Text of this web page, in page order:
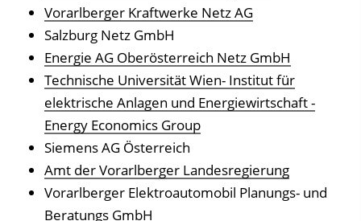
Vorarlberger Kraftwerke Netz AG
Salzburg Netz GmbH
Energie AG Oberösterreich Netz GmbH
Technische Universität Wien- Institut für
elektrische Anlagen und Energiewirtschaft -
Energy Economics Group
Siemens AG Österreich
Amt der Vorarlberger Landesregierung
Vorarlberger Elektroautomobil Planungs- und
Beratungs GmbH